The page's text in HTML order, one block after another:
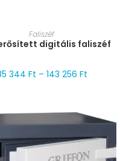
MÉRET VÁLASZTÁSA
Faliszéf
digitális faliszéf
344 Ft – 143 256 Ft